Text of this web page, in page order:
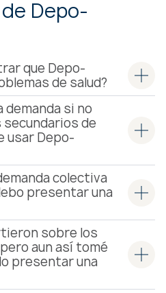
Depo-
que Depo-
de salud?
demanda si no
de
usar Depo-
colectiva
presentar una
sobre los
aun así tomé
presentar una